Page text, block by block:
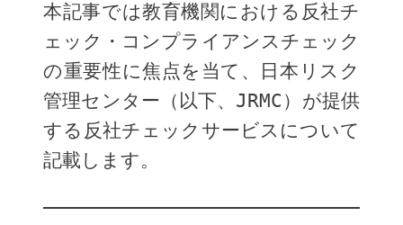
本記事では教育機関における反社チ
ェック・コンプライアンスチェック
の重要性に焦点を当て、日本リスク
管理センター（以下、JRMC）が提供
する反社チェックサービスについて
記載します。